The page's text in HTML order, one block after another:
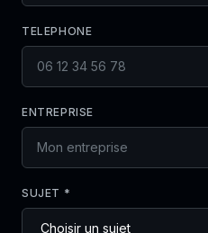
TELEPHONE
ENTREPRISE
SUJET *